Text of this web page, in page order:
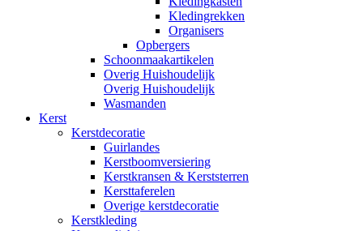
Kledingrekken
Organisers
Opbergers
Schoonmaakartikelen
Overig Huishoudelijk
Overig Huishoudelijk
Wasmanden
Kerst
Kerstdecoratie
Guirlandes
Kerstboomversiering
Kerstkransen & Kerststerren
Kersttaferelen
Overige kerstdecoratie
Kerstkleding